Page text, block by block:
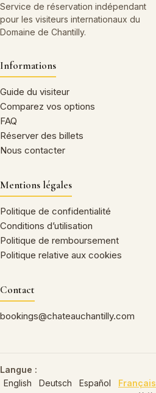
Service de réservation indépendant
pour les visiteurs internationaux du
Domaine de Chantilly.
Informations
Guide du visiteur
Comparez vos options
FAQ
Réserver des billets
Nous contacter
Mentions légales
Politique de confidentialité
Conditions d’utilisation
Politique de remboursement
Politique relative aux cookies
Contact
bookings@chateauchantilly.com
Langue :
English
Deutsch Español Français